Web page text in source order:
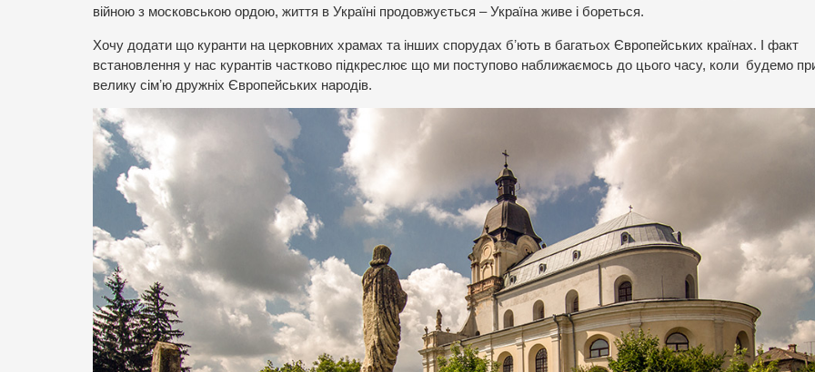
війною з московською ордою, життя в Україні продовжується – Україна живе і бореться.
Хочу додати що куранти на церковних храмах та інших спорудах бʼють в багатьох Європейських країнах. І факт
встановлення у нас курантів частково підкреслює що ми поступово наближаємось до цього часу, коли будемо
велику сімʼю дружніх Європейських народів.